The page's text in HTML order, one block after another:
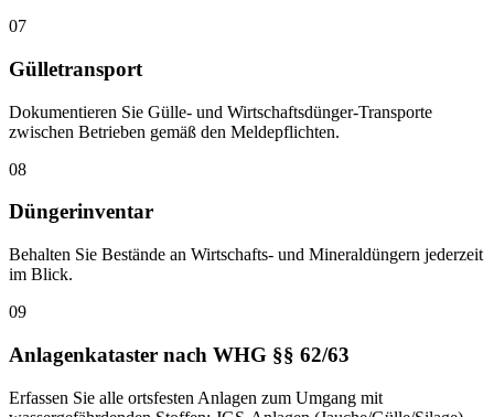
07
Gülletransport
Dokumentieren Sie Gülle- und Wirtschaftsdünger-Transporte
zwischen Betrieben gemäß den Meldepflichten.
08
Düngerinventar
Behalten Sie Bestände an Wirtschafts- und Mineraldüngern jederzeit
im Blick.
09
Anlagenkataster nach WHG §§ 62/63
Erfassen Sie alle ortsfesten Anlagen zum Umgang mit